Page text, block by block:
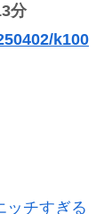
分
k100
ッチすぎる